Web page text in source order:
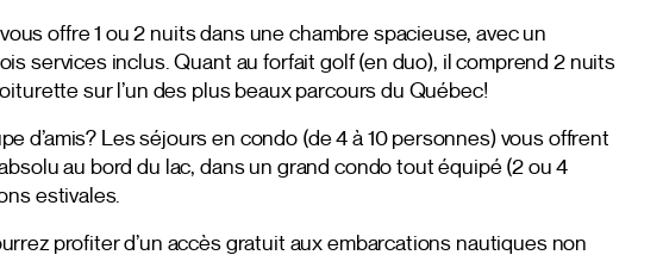
offre 1 ou 2 nuits dans une chambre spacieuse, avec un
services inclus. Quant au forfait golf (en duo), il comprend 2 nuits
sur l’un des plus beaux parcours du Québec!
d’amis? Les séjours en condo (de 4 à 10 personnes) vous offrent
au bord du lac, dans un grand condo tout équipé (2 ou 4
estivales.
profiter d’un accès gratuit aux embarcations nautiques non